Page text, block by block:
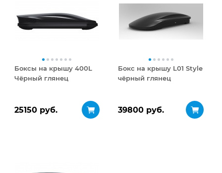
Боксы на крышу 400L
Чёрный глянец
25150 руб.
Бокс на крышу L01 Style
чёрный глянец
39800 руб.